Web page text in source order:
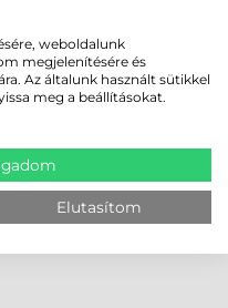
weboldalunk
megjelenítésére és
Az általunk használt sütikkel
meg a beállításokat.
Elutasítom